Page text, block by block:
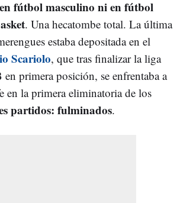
fútbol masculino ni en fútbol
. Una hecatombe total. La última
estaba depositada en el
Scariolo, que tras finalizar la liga
primera posición, se enfrentaba a
en la primera eliminatoria de los
partidos: fulminados.